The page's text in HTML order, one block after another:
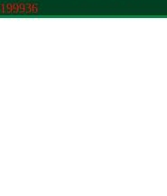
199936